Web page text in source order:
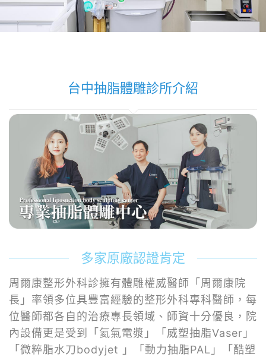
台中抽脂體雕診所介紹
多家原廠認證肯定
周爾康整形外科診擁有體雕權威醫師「周爾康院
長」率領多位具豐富經驗的整形外科專科醫師，每
位醫師都各自的治療專長領域、師資十分優良，院
內設備更是受到「氦氣電漿」「威塑抽脂Vaser」
「微粹脂水刀bodyjet 」「動力抽脂PAL」「酷塑